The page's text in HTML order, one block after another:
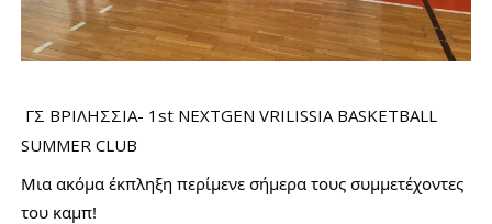
ΓΣ ΒΡΙΛΗΣΣΙΑ- 1st NEXTGEN VRILISSIA BASKETBALL
SUMMER CLUB
Μια ακόμα έκπληξη περίμενε σήμερα τους συμμετέχοντες
του καμπ!